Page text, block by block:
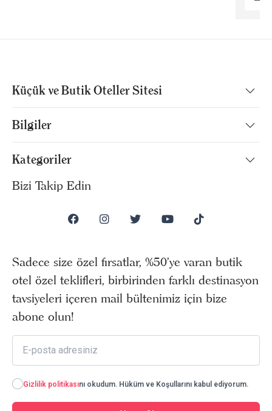
Küçük ve Butik Oteller Sitesi
Bilgiler
Kategoriler
Bizi Takip Edin
Sadece size özel fırsatlar, %50’ye varan butik
otel özel teklifleri, birbirinden farklı destinasyon
tavsiyeleri içeren mail bültenimiz için bize
abone olun!
Gizlilik politikasını okudum. Hüküm ve Koşullarını kabul ediyorum.